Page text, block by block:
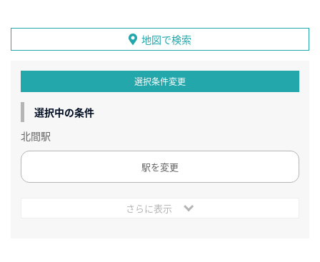
地図で検索
選択条件変更
選択中の条件
北間駅
駅を変更
さらに表示